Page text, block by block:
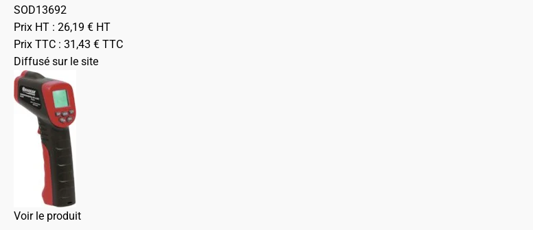
SOD13692
Prix HT : 26,19 € HT
Prix TTC : 31,43 € TTC
Diffusé sur le site
Voir le produit